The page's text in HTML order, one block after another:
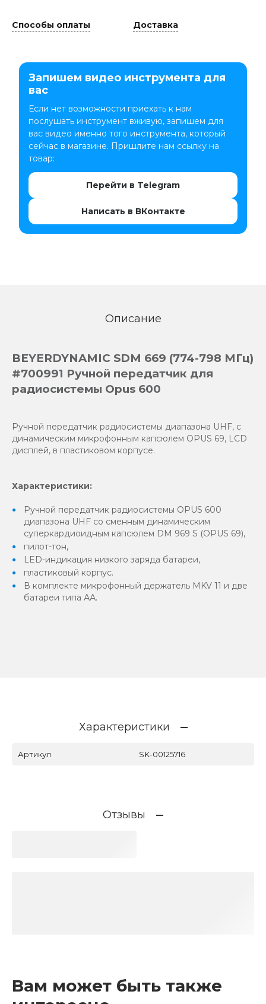
Способы оплаты Доставка
Запишем видео инструмента для
вас
Если нет возможности приехать к нам
послушать инструмент вживую, запишем для
вас видео именно того инструмента, который
сейчас в магазине. Пришлите нам ссылку на
товар:
Перейти в Telegram
Написать в ВКонтакте
Описание
BEYERDYNAMIC SDM 669 (774-798 МГц)
#700991 Ручной передатчик для
радиосистемы Opus 600
Ручной передатчик радиосистемы диапазона UHF, с
динамическим микрофонным капсюлем OPUS 69, LCD
дисплей, в пластиковом корпусе.
Характеристики:
Ручной передатчик радиосистемы OPUS 600
диапазона UHF со сменным динамическим
суперкардиоидным капсюлем DM 969 S (OPUS 69),
пилот-тон,
LED-индикация низкого заряда батареи,
пластиковый корпус.
В комплекте микрофонный держатель MKV 11 и две
батареи типа АА.
Характеристики
Артикул SK-00125716
Отзывы
Вам может быть также